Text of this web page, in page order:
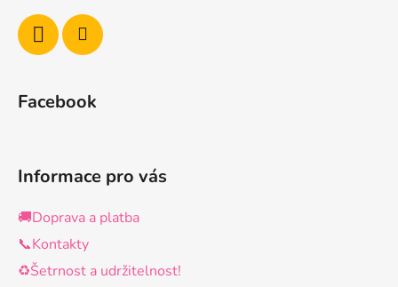
Facebook
Informace pro vás
🚚Doprava a platba
📞Kontakty
♻️Šetrnost a udržitelnost!